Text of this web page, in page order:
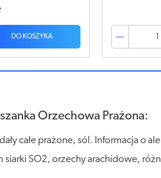
DO KOSZYKA
Orzechowa Prażona:
całe prażone, sól. Informacja o
SO2, orzechy arachidowe,